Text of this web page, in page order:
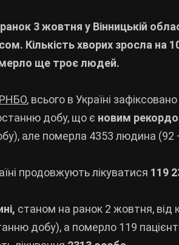
3 жовтня у Вінницькій
Кількість хворих зросла на
ще троє людей.
, всього в Україні зафіксовано
добу, що є новим
але померла 4353 людина (92
продовжують лікуватися 119
станом на ранок 2 жовтня, від
добу), а померло 119